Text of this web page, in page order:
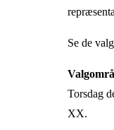
Se de
Torsdag
XX.